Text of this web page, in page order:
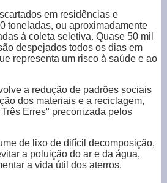
em residências e
toneladas, ou aproximadamente
à coleta seletiva. Quase 50 mil
despejados todos os dias em
representa um risco à saúde e ao
a redução de padrões sociais
dos materiais e a reciclagem,
Erres" preconizada pelos
de lixo de difícil decomposição,
a poluição do ar e da água,
a vida útil dos aterros.